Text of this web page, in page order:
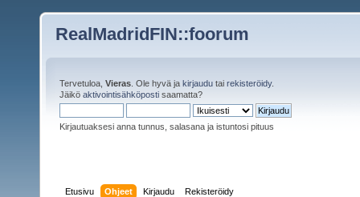
RealMadridFIN::foorum
Tervetuloa, Vieras . Ole hyvä ja kirjaudu tai rekisteröidy.
Jäikö aktivointisähköposti saamatta?
Kirjautuaksesi anna tunnus, salasana ja istuntosi pituus
Etusivu Ohjeet Kirjaudu Rekisteröidy